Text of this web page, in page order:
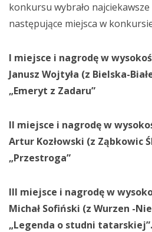
konkursu wybrało
następujące miejsca w
I miejsce i nagrodę w
Janusz Wojtyła (z Bielska-
„Emeryt z Zadaru”
II miejsce i nagrodę w
Artur Kozłowski (z Ząbkowic
„Przestroga”
III miejsce i nagrodę w
Michał Sofiński (z Wurzen -
„Legenda o studni tatarskiej”.